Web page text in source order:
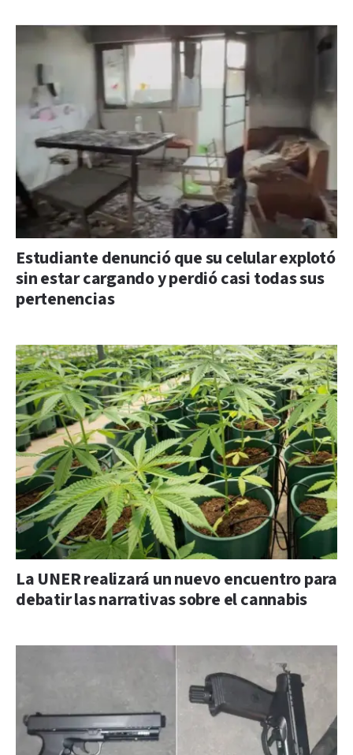
Estudiante denunció que su celular explotó
sin estar cargando y perdió casi todas sus
pertenencias
La UNER realizará un nuevo encuentro para
debatir las narrativas sobre el cannabis